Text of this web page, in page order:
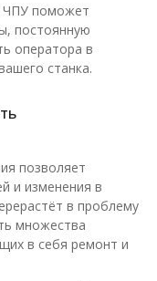
ЧПУ поможет
постоянную
оператора в
станка.
позволяет
и изменения в
в проблему
множества
в себя ремонт и